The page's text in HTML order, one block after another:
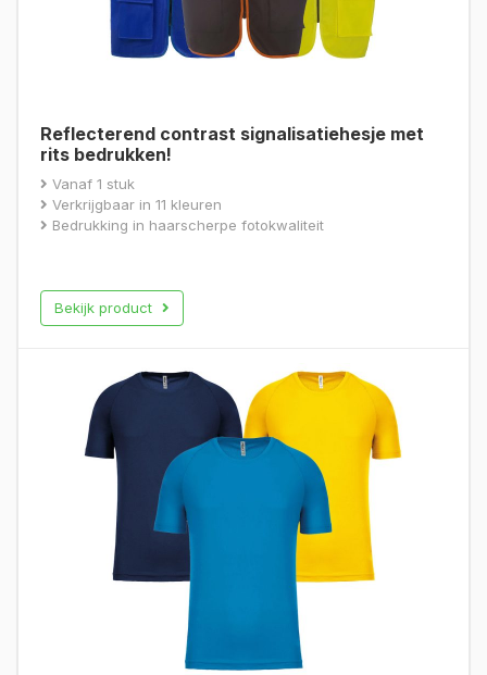
Reflecterend contrast signalisatiehesje met
rits bedrukken!
Vanaf 1 stuk
Verkrijgbaar in 11 kleuren
Bedrukking in haarscherpe fotokwaliteit
Bekijk product